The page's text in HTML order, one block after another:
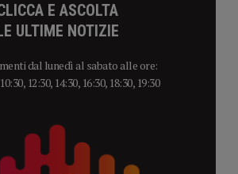
E ASCOLTA
ULTIME NOTIZIE
dal lunedì al sabato alle ore:
12:30, 14:30, 16:30, 18:30, 19:30